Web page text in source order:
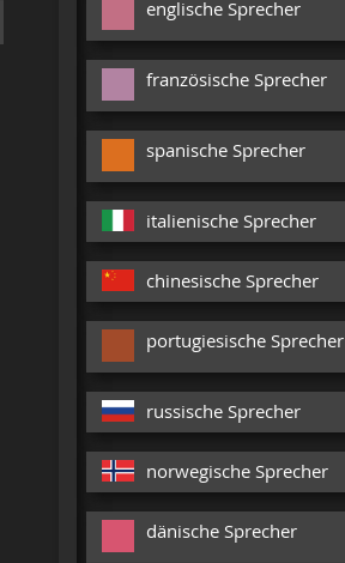
englische Sprecher
französische Sprecher
spanische Sprecher
italienische Sprecher
chinesische Sprecher
portugiesische Sprecher
russische Sprecher
norwegische Sprecher
dänische Sprecher